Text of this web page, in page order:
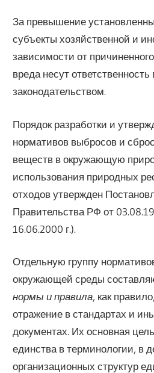
За превышение
субъекты хозяйственной и
зависимости от
вреда несут ответственность
законодательством.
Порядок разработки и
нормативов выбросов и
веществ в окружающую
использования природных
отходов утвержден
Правительства РФ от
16.06.2000 г.).
Отдельную группу
окружающей среды
нормы и правила, как
отражение в стандартах и
документах. Их основная
единства в терминологии, в
организационных структур